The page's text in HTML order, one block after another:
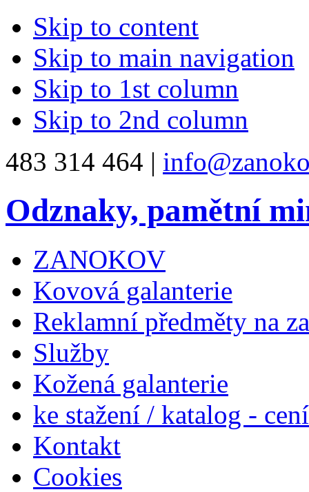
Skip to content
Skip to main navigation
Skip to 1st column
Skip to 2nd column
483 314 464 |
Odznaky, pamětní
ZANOKOV
Kovová galanterie
Reklamní předměty na
Služby
Kožená galanterie
ke stažení / katalog -
Kontakt
Cookies